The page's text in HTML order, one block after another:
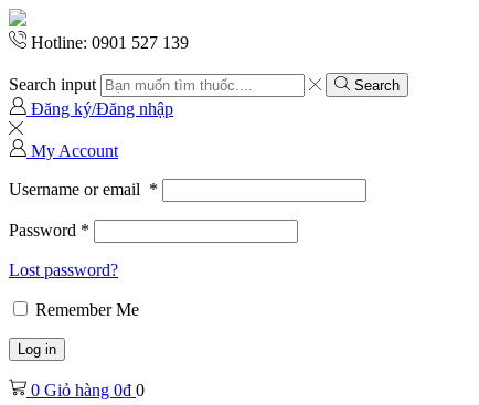
Hotline: 0901 527 139
Search input Search
Đăng ký/Đăng nhập
My Account
Username or email *
Password *
Lost password?
Remember Me
Log in
0 Giỏ hàng 0₫ 0